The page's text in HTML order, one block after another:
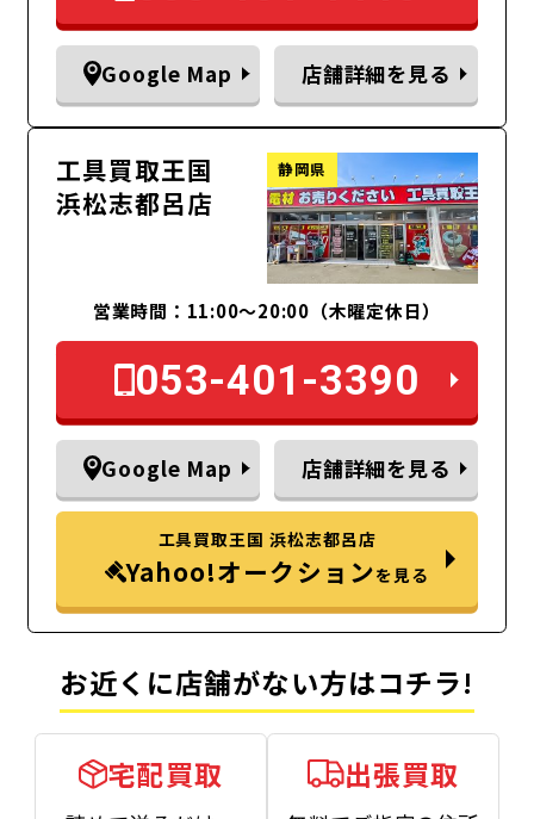
Google Map 店舗詳細を見る
工具買取王国
浜松志都呂店
静岡県
営業時間：11:00～20:00（木曜定休日）
053-401-3390
Google Map 店舗詳細を見る
工具買取王国 浜松志都呂店
Yahoo!オークションを見る
お近くに店舗がない方はコチラ!
宅配買取 出張買取